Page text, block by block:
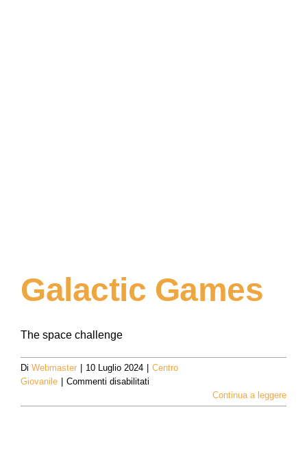
Galactic Games
The space challenge
Di Webmaster 10 Luglio 2024
Centro
Giovanile
Commenti disabilitati
Games
Continua a leggere